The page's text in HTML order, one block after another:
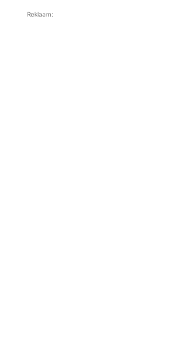
Reklaam: